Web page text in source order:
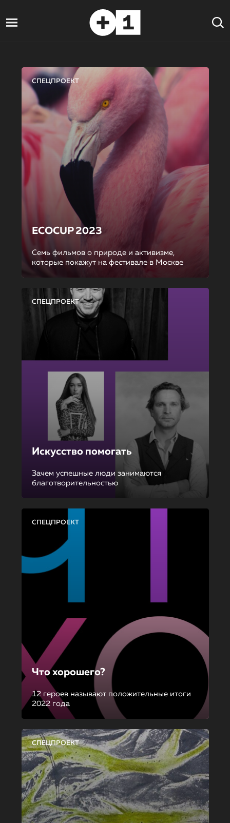
СПЕЦПРОЕКТ
ECOCUP 2023
Семь фильмов о природе и активизме,
которые покажут на фестивале в Москве
СПЕЦПРОЕКТ
Искусство помогать
Зачем успешные люди занимаются
благотворительностью
СПЕЦПРОЕКТ
Что хорошего?
12 героев называют положительные итоги
2022 года
СПЕЦПРОЕКТ